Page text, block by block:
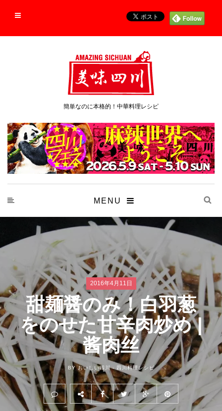
簡単なのに本格的！中華料理レシピ
MENU
2016年4月11日
甜麺醤のみ！白羽葱
をのせた甘辛肉炒め |
酱肉丝
BY おいしい四川 - 四川料理レシピ